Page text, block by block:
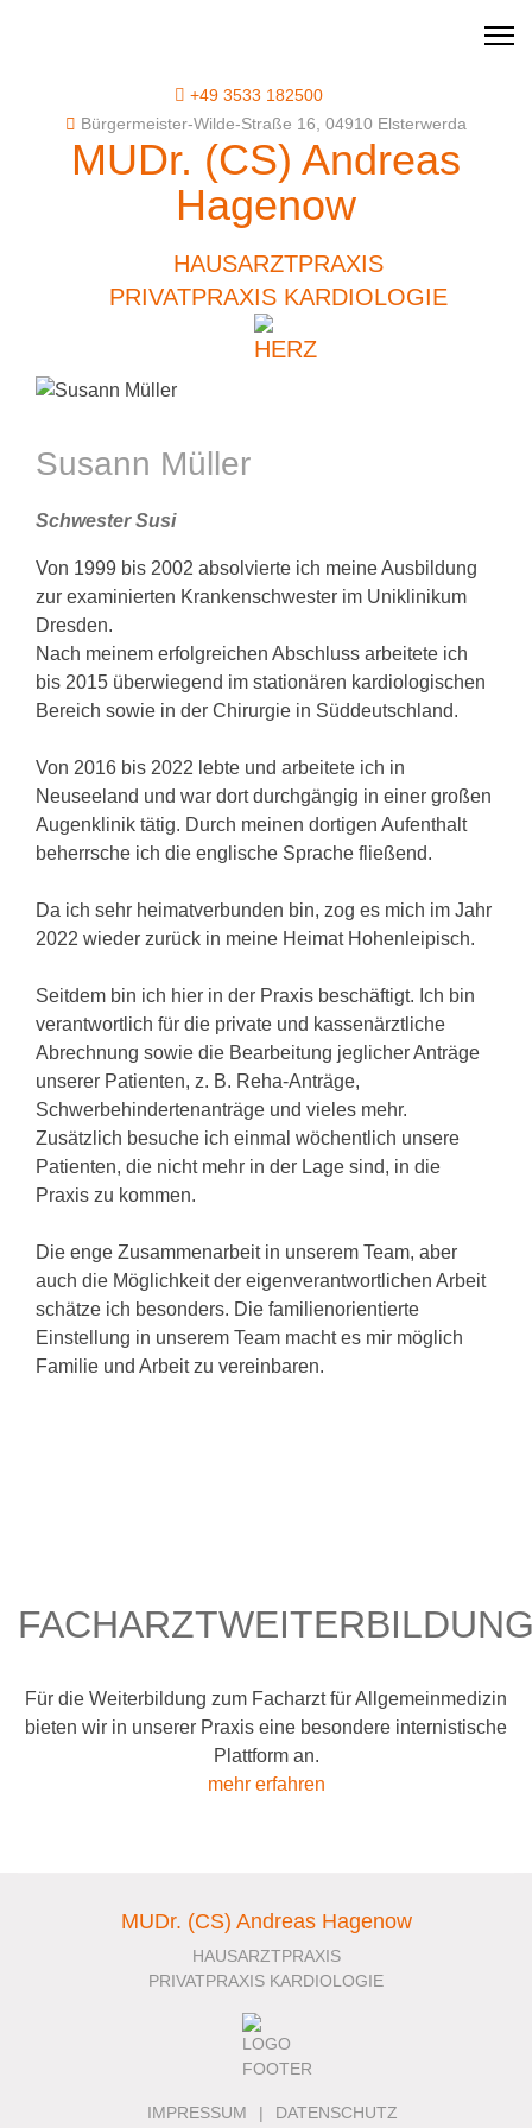
+49 3533 182500
Bürgermeister-Wilde-Straße 16, 04910 Elsterwerda
MUDr. (CS) Andreas
Hagenow
HAUSARZTPRAXIS
PRIVATPRAXIS KARDIOLOGIE
Susann Müller
Schwester Susi
Von 1999 bis 2002 absolvierte ich meine Ausbildung
zur examinierten Krankenschwester im Uniklinikum
Dresden.
Nach meinem erfolgreichen Abschluss arbeitete ich
bis 2015 überwiegend im stationären kardiologischen
Bereich sowie in der Chirurgie in Süddeutschland.
Von 2016 bis 2022 lebte und arbeitete ich in
Neuseeland und war dort durchgängig in einer großen
Augenklinik tätig. Durch meinen dortigen Aufenthalt
beherrsche ich die englische Sprache fließend.
Da ich sehr heimatverbunden bin, zog es mich im Jahr
2022 wieder zurück in meine Heimat Hohenleipisch.
Seitdem bin ich hier in der Praxis beschäftigt. Ich bin
verantwortlich für die private und kassenärztliche
Abrechnung sowie die Bearbeitung jeglicher Anträge
unserer Patienten, z. B. Reha-Anträge,
Schwerbehindertenanträge und vieles mehr.
Zusätzlich besuche ich einmal wöchentlich unsere
Patienten, die nicht mehr in der Lage sind, in die
Praxis zu kommen.
Die enge Zusammenarbeit in unserem Team, aber
auch die Möglichkeit der eigenverantwortlichen Arbeit
schätze ich besonders. Die familienorientierte
Einstellung in unserem Team macht es mir möglich
Familie und Arbeit zu vereinbaren.
Für die Weiterbildung zum Facharzt für Allgemeinmedizin
bieten wir in unserer Praxis eine besondere internistische
Plattform an.
mehr erfahren
MUDr. (CS) Andreas Hagenow
HAUSARZTPRAXIS
PRIVATPRAXIS KARDIOLOGIE
IMPRESSUM DATENSCHUTZ